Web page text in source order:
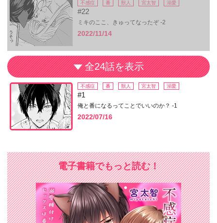
不感症 番 獣人 宮太智 溺愛
#22
ミキのここ、きゅってなったぞ -2
2022/11/14
全24話を表示
不感症 番 獣人 宮太智 溺愛
#1
俺と番になるってことでいいのか？ -1
2022/07/16
電子書籍でもっと読む！